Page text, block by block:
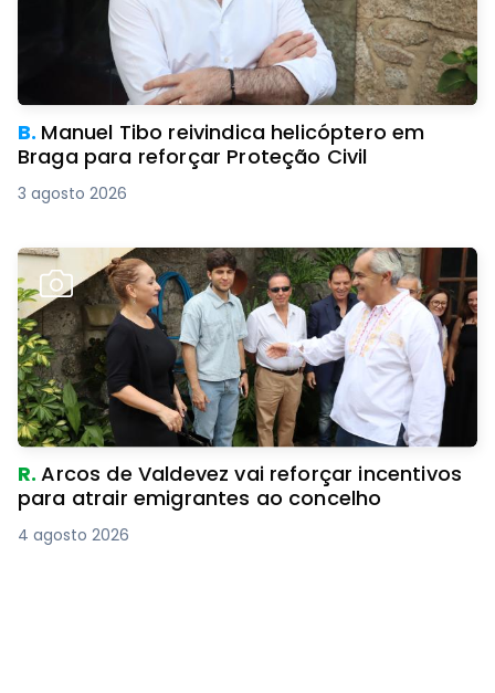
B. Manuel Tibo reivindica helicóptero em
Braga para reforçar Proteção Civil
3 agosto 2026
R.Arcos de Valdevez vai reforçar incentivos
para atrair emigrantes ao concelho
4 agosto 2026